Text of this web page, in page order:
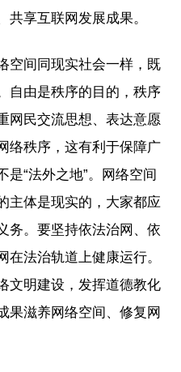
享互联网发展成果。
间同现实社会一样，既
自由是秩序的目的，秩序
网民交流思想、表达意愿
络秩序，这有利于保障广
是“法外之地”。网络空间
主体是现实的，大家都应
务。要坚持依法治网、依
法治轨道上健康运行。
文明建设，发挥道德教化
果滋养网络空间、修复网